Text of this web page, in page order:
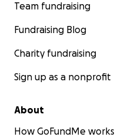
Team fundraising
Fundraising Blog
Charity fundraising
Sign up as a nonprofit
About
How GoFundMe works